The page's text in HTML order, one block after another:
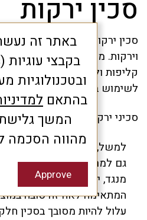
סכין ירקות
סכין ירקות, כשמה כן היא,
וירקות. משתמשים בסכינים
קליפות ולחתוך חיתוך גס או
לשימוש בזמן הארוחה בבית.
סכיני ירקות יכולים להיות
למשל,
סכין ירקות
גם למריחה של מוצרים כמו
מנגד, יש גם סכין ירקות
המתאימה לאחיזה טובה
עלול להיות מסובך בסכין
באתר זה
ובטכנולוגיות
בהתאם
המשך
מהווה הסכמה
Approve